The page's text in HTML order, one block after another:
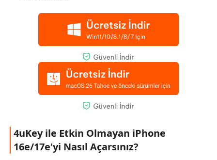
4uKey ile Etkin Olmayan iPhone
16e/17e'yi Nasıl Açarsınız?